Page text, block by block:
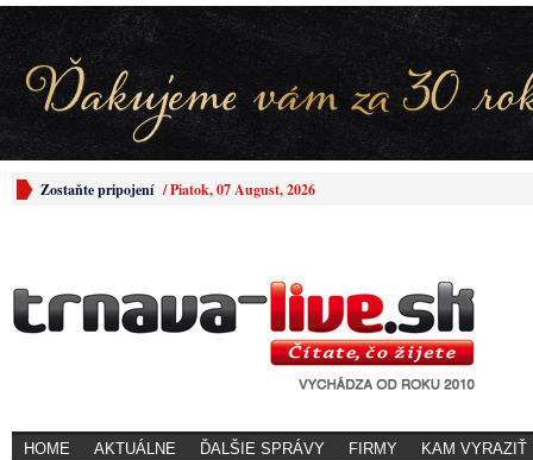
Zostaňte pripojení /Piatok, 07 August, 2026
HOME AKTUÁLNE ĎALŠIE SPRÁVY FIRMY KAM VYRAZIŤ